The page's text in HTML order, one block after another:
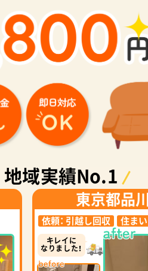
地域実績No.1
東京都品
依頼： 引越し回収 住まい
キレイに
なりました！